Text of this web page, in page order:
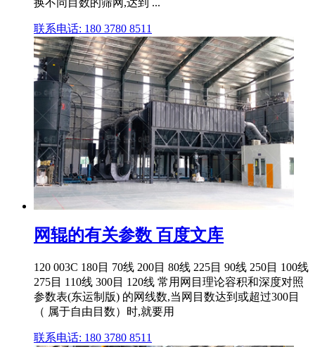
联系电话: 180 3780 8511
网辊的有关参数 百度文库
120 003C 180目 70线 200目 80线 225目 90线 250目 100线
275目 110线 300目 120线 常用网目理论容积和深度对照
参数表(东运制版) 的网线数,当网目数达到或超过300目
（ 属于自由目数）时,就要用
联系电话: 180 3780 8511